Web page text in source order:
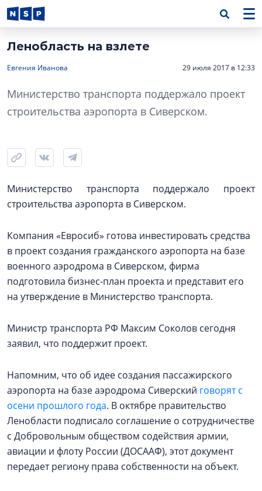
Ленобласть на взлете
Евгения Иванова 29 июля 2017 в 12:33
Министерство транспорта поддержало проект
строительства аэропорта в Сиверском.
Министерство транспорта поддержало проект
строительства аэропорта в Сиверском.
Компания «Евросиб» готова инвестировать средства
в проект создания гражданского аэропорта на базе
военного аэродрома в Сиверском, фирма
подготовила бизнес-план проекта и представит его
на утверждение в Министерство транспорта.
Министр транспорта РФ Максим Соколов сегодня
заявил, что поддержит проект.
Напомним, что об идее создания пассажирского
аэропорта на базе аэродрома Сиверский говорят с
осени прошлого года. В октябре правительство
Ленобласти подписало соглашение о сотрудничестве
с Добровольным обществом содействия армии,
авиации и флоту России (ДОСААФ), этот документ
передает региону права собственности на объект.